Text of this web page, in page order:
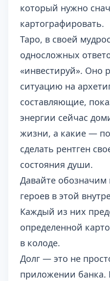
который нужно
картографировать.
Таро, в своей
односложных
«инвестируй». Оно
ситуацию на
составляющие,
энергии сейчас
жизни, а какие —
сделать рентген
состояния души.
Давайте
героев в этой
Каждый из них
определенной
в колоде.
Долг — это не
приложении банка.